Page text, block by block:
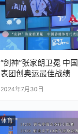
“剑神”张家朗卫冕 中
表团创奥运最佳战绩
2024年7月30日
体育